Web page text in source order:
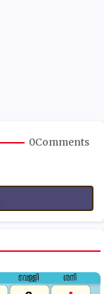
0Comments